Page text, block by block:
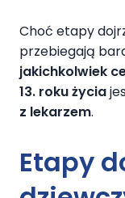
Choć etapy
przebiegają
jakichkolwiek
13. roku życia
z lekarzem.
Etapy